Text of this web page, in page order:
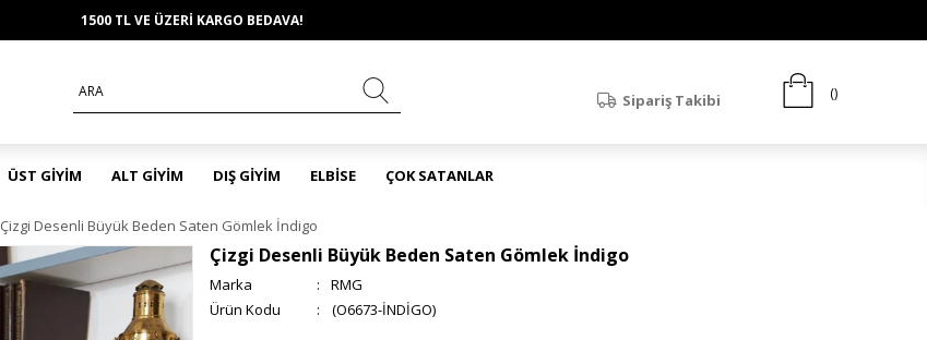
1500 TL VE ÜZERİ KARGO BEDAVA!
Sipariş Takibi
ÜST GİYİM ALT GİYİM DIŞ GİYİM ELBİSE ÇOK SATANLAR
Çizgi Desenli Büyük Beden Saten Gömlek İndigo
Çizgi Desenli Büyük Beden Saten Gömlek İndigo
Marka :
RMG
(O6673-İNDİGO)